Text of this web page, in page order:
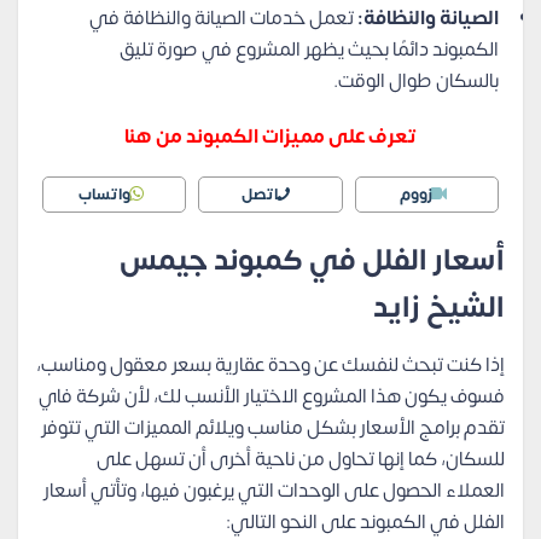
الصيانة والنظافة:تعمل خدمات الصيانة والنظافة في
الكمبوند دائمًا بحيث يظهر المشروع في صورة تليق
بالسكان طوال الوقت.
تعرف على مميزات الكمبوند من هنا
زووم اتصل واتساب
أسعار الفلل في كمبوند جيمس
الشيخ زايد
إذا كنت تبحث لنفسك عن وحدة عقارية بسعر معقول ومناسب،
فسوف يكون هذا المشروع الاختيار الأنسب لك، لأن شركة فاي
تقدم برامج الأسعار بشكل مناسب ويلائم المميزات التي تتوفر
للسكان، كما إنها تحاول من ناحية أخرى أن تسهل على
العملاء الحصول على الوحدات التي يرغبون فيها، وتأتي أسعار
الفلل في الكمبوند على النحو التالي: